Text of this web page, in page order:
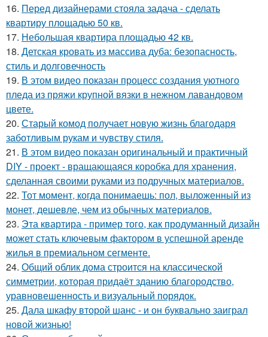
16. Перед дизайнерами стояла задача - сделать
квартиру площадью 50 кв.
17. Небольшая квартира площадью 42 кв.
18. Детская кровать из массива дуба: безопасность,
стиль и долговечность
19. В этом видео показан процесс создания уютного
пледа из пряжи крупной вязки в нежном лавандовом
цвете.
20. Старый комод получает новую жизнь благодаря
заботливым рукам и чувству стиля.
21. В этом видео показан оригинальный и практичный
DIY - проект - вращающаяся коробка для хранения,
сделанная своими руками из подручных материалов.
22. Тот момент, когда понимаешь: пол, выложенный из
монет, дешевле, чем из обычных материалов.
23. Эта квартира - пример того, как продуманный дизайн
может стать ключевым фактором в успешной аренде
жилья в премиальном сегменте.
24. Общий облик дома строится на классической
симметрии, которая придаёт зданию благородство,
уравновешенность и визуальный порядок.
25. Дала шкафу второй шанс - и он буквально заиграл
новой жизнью!